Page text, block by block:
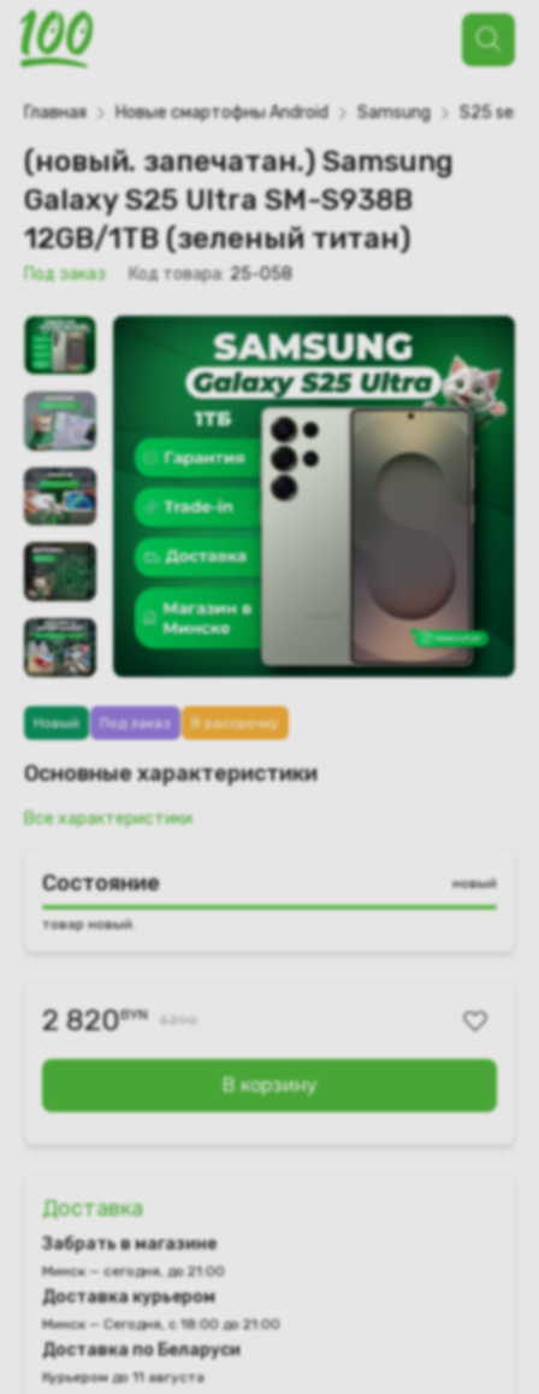
Поиск
товаров
Главная Новые смартофны Android Samsung S25
(новый. запечатан.) Samsung
Galaxy S25 Ultra SM-S938B
12GB/1TB (зеленый титан)
Под заказ Код товара: 25-058
Новый Под заказ В рассрочку
Основные характеристики
Все характеристики
Состояние новый
товар новый.
2 820BYN 3390
В корзину
Доставка
Забрать в магазине
Минск — сегодня, до 21:00
Доставка курьером
Минск — Сегодня, с 18:00 до 21:00
Доставка по Беларуси
Курьером до 11 августа